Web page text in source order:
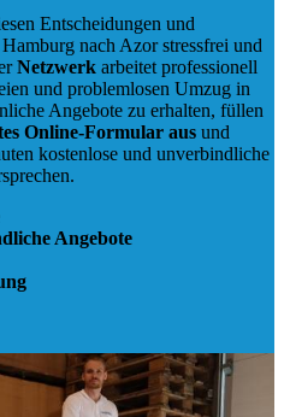
Entscheidungen und
nach Azor stressfrei und
Netzwerk arbeitet professionell
und problemlosen Umzug in
Angebote zu erhalten, füllen
Online-Formular aus und
kostenlose und unverbindliche
Angebote